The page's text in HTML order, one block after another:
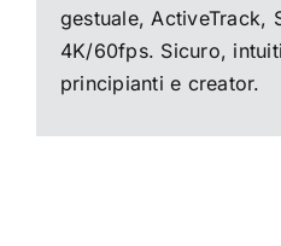
gestuale, ActiveTrack,
4K/60fps. Sicuro,
principianti e creator.